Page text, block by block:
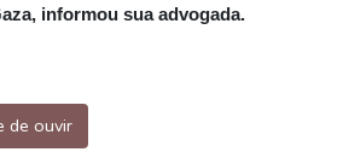
informou sua advogada.
de ouvir